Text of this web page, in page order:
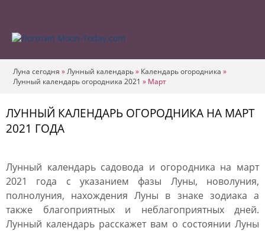
Луна сегодня »Лунный календарь» Календарь огородника »
Лунный календарь огородника 2021 » Март
ЛУННЫЙ КАЛЕНДАРЬ ОГОРОДНИКА НА МАРТ
2021 ГОДА
Лунный календарь садовода и огородника на март
2021 года с указанием фазы Луны, новолуния,
полнолуния, нахождения Луны в знаке зодиака а
также благоприятных и неблагоприятных дней.
Лунный календарь расскажет вам о состоянии Луны